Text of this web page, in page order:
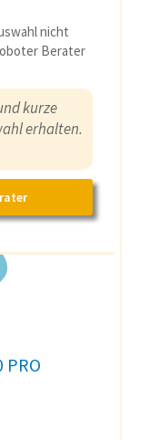
nicht
Berater
kurze
erhalten.
PRO